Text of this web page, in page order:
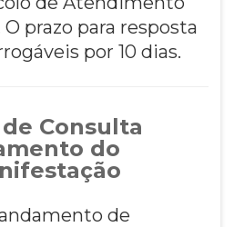
prazo para resposta
por 10 dias.
Consulta
do
de